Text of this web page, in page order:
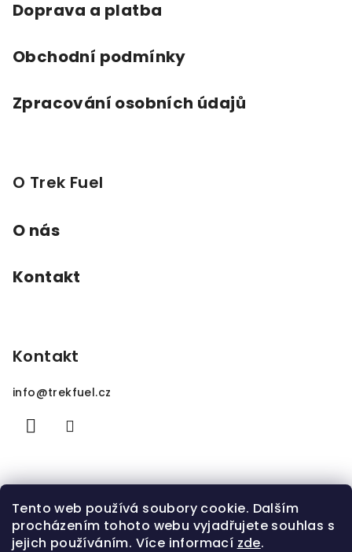
Tento web používá soubory cookie. Dalším
procházením tohoto webu vyjadřujete souhlas s
jejich používáním. Více informací zde.
Doprava a platba
Obchodní podmínky
Zpracování osobních údajů
O Trek Fuel
O nás
Kontakt
Kontakt
info@trekfuel.cz